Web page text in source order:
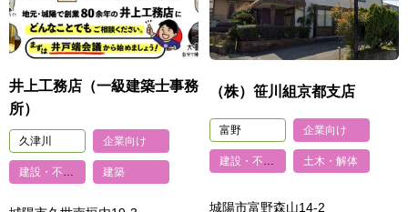
井上工務店（一級建築士事務
所）
久津川 企業向け
建設・不動産 建築
（株）笹川組京都支店
富野 企業向け
土木・解体
城陽市富野森山14-2